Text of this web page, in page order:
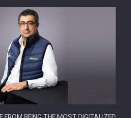
care nu se supun noilor